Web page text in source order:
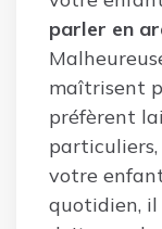
parler en
maîtrisent
préfèrent
particuliers,
votre
quotidien, il